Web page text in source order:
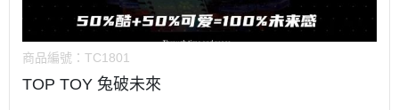
商品編號： TC1801
TOP TOY 兔破未來